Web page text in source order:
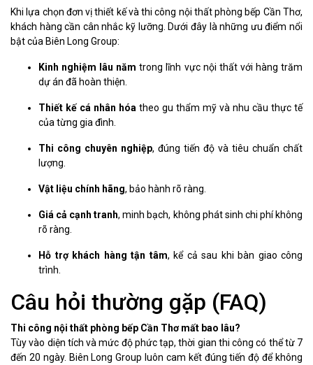
Khi lựa chọn đơn vị thiết kế và thi công nội thất phòng bếp Cần Thơ,
khách hàng cần cân nhắc kỹ lưỡng. Dưới đây là những ưu điểm nổi
bật của Biên Long Group:
Kinh nghiệm lâu năm trong lĩnh vực nội thất với hàng trăm
dự án đã hoàn thiện.
Thiết kế cá nhân hóa theo gu thẩm mỹ và nhu cầu thực tế
của từng gia đình.
Thi công chuyên nghiệp, đúng tiến độ và tiêu chuẩn chất
lượng.
Vật liệu chính hãng, bảo hành rõ ràng.
Giá cả cạnh tranh, minh bạch, không phát sinh chi phí không
rõ ràng.
Hỗ trợ khách hàng tận tâm, kể cả sau khi bàn giao công
trình.
Câu hỏi thường gặp (FAQ)
Thi công nội thất phòng bếp Cần Thơ mất bao lâu?
Tùy vào diện tích và mức độ phức tạp, thời gian thi công có thể từ 7
đến 20 ngày. Biên Long Group luôn cam kết đúng tiến độ để không